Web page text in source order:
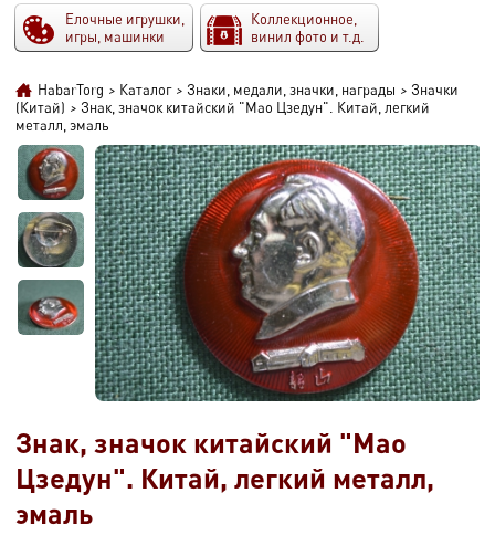
Елочные игрушки,
игры, машинки
Коллекционное,
винил фото и т.д.
HabarTorg > Каталог > Знаки, медали, значки, награды > Значки
(Китай) > Знак, значок китайский "Мао Цзедун". Китай, легкий
металл, эмаль
Знак, значок китайский "Мао
Цзедун". Китай, легкий металл,
эмаль